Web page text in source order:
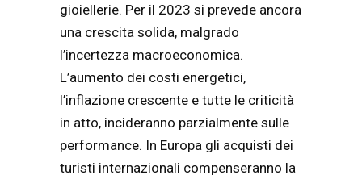
gioiellerie. Per il 2023 si prevede ancora
una crescita solida, malgrado
l’incertezza macroeconomica.
L’aumento dei costi energetici,
l’inflazione crescente e tutte le criticità
in atto, incideranno parzialmente sulle
performance. In Europa gli acquisti dei
turisti internazionali compenseranno la